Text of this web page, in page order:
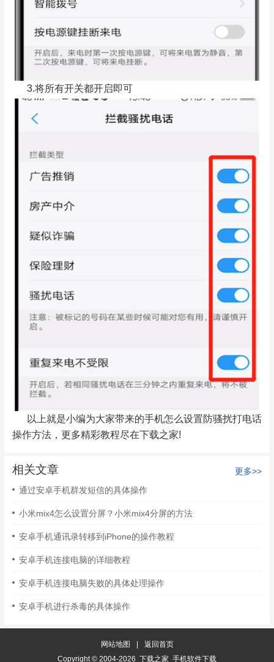
3.将所有开关都开启即可
以上就是小编为大家带来的手机怎么设置防骚扰打电话
操作方法，更多精彩教程尽在下载之家!
相关文章
更多>>
通过安卓手机群发短信的具体操作
小米mix4怎么设置分屏？小米mix4分屏的方法
安卓手机通讯录转移到iPhone的操作教程
安卓手机连接电脑的详细教程
安卓手机连接电脑失败的具体处理操作
安卓手机进行杀毒的具体操作
网站地图
返回首页
Copyright © 2004-2026 下载之家 手机软件下载